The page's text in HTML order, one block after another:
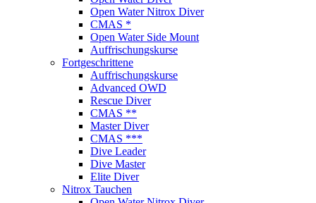
Open Water Nitrox Diver
CMAS *
Open Water Side Mount
Auffrischungskurse
Fortgeschrittene
Auffrischungskurse
Advanced OWD
Rescue Diver
CMAS **
Master Diver
CMAS ***
Dive Leader
Dive Master
Elite Diver
Nitrox Tauchen